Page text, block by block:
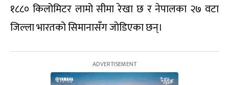
१८८० किलोमिटर लामो सीमा रेखा छ र नेपालका २७ वटा
जिल्ला भारतको सिमानासँग जोडिएका छन्।